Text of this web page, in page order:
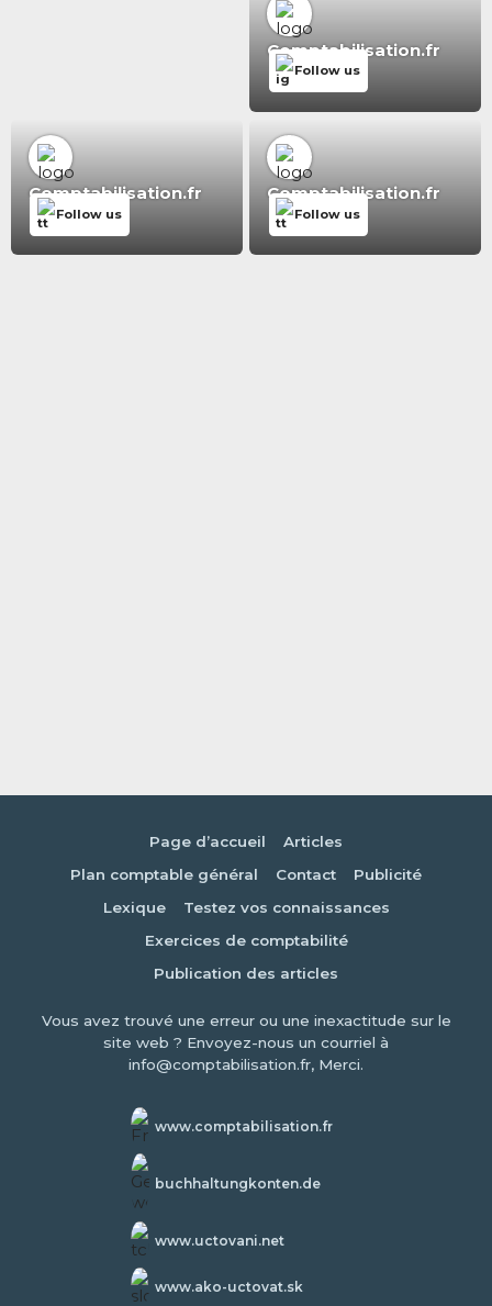
Comptabilisation.fr
Follow us
Comptabilisation.fr
Follow us
Comptabilisation.fr
Follow us
Page d’accueil
Articles
Plan comptable général
Contact
Publicité
Lexique
Testez vos connaissances
Exercices de comptabilité
Publication des articles
Vous avez trouvé une erreur ou une inexactitude sur le
site web ? Envoyez-nous un courriel à
info@comptabilisation.fr, Merci.
www.comptabilisation.fr
buchhaltungkonten.de
www.uctovani.net
www.ako-uctovat.sk